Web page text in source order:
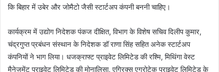
कि बिहार में उबेर और जोमैटो जैसी स्टार्टअप कंपनी बननी चाहिए।
कार्यक्रम में उद्योग निदेशक पंकज दीक्षित, विभाग के विशेष सचिव दिलीप कुमार,
चंद्रगुप्त प्रबंधन संस्थान के निदेशक डॉ राणा सिंह सहित अनेक स्टार्टअप
कंपनियों ने भाग लिया। धजक्राफ्ट प्राइवेट लिमिटेड की रश्मि, मिथिंगा वेस्ट
मैनेजमेंट प्राइवेट लिमिटेड की मोनालिसा, एग्रिक्स एग्रोटेक प्राइवेट लिमिटेड के